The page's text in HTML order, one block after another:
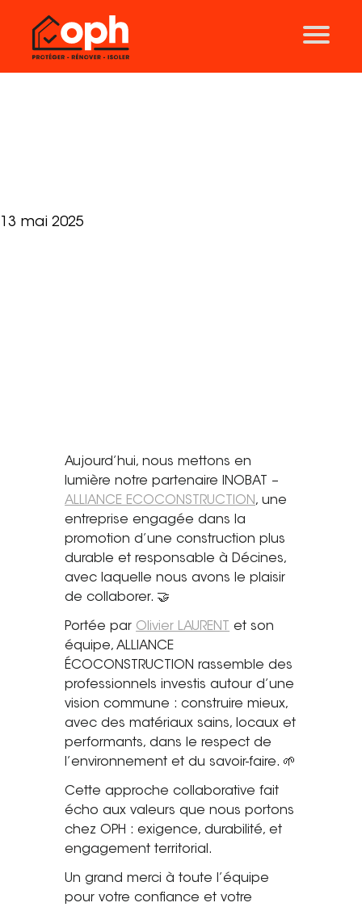
Nos solutions
La société
Nos réalisations
Pour les pros
Plâtrier / Peintre
Charpentier / Couvreur
Architecte
Demander un devis
Tel. 04 82 29 21 82
Contact
Avis clients
Recrutement
13 mai 2025
Aujourd’hui, nous mettons en
lumière notre partenaire INOBAT –
ALLIANCE ECOCONSTRUCTION, une
entreprise engagée dans la
promotion d’une construction plus
durable et responsable à Décines,
avec laquelle nous avons le plaisir
de collaborer. 🤝
Portée par Olivier LAURENT
et son
équipe, ALLIANCE
ÉCOCONSTRUCTION rassemble des
professionnels investis autour d’une
vision commune : construire mieux,
avec des matériaux sains, locaux et
performants, dans le respect de
l’environnement et du savoir-faire. 🌱
Cette approche collaborative fait
écho aux valeurs que nous portons
chez OPH : exigence, durabilité, et
engagement territorial.
Un grand merci à toute l’équipe
pour votre confiance et votre